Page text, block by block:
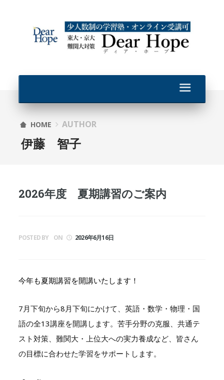
HOME AUTHOR
伊藤 智子
2026年度 夏期講習のご案内
POSTED BY ON 2026年6月16日
今年も夏期講習を開講いたします！
7月下旬から8月下旬にかけて、英語・数学・物理・国
語の全13講座を開講します。苦手分野の克服、共通テ
スト対策、難関大・上位大への実力養成など、皆さん
の目標に合わせた学習をサポートします。